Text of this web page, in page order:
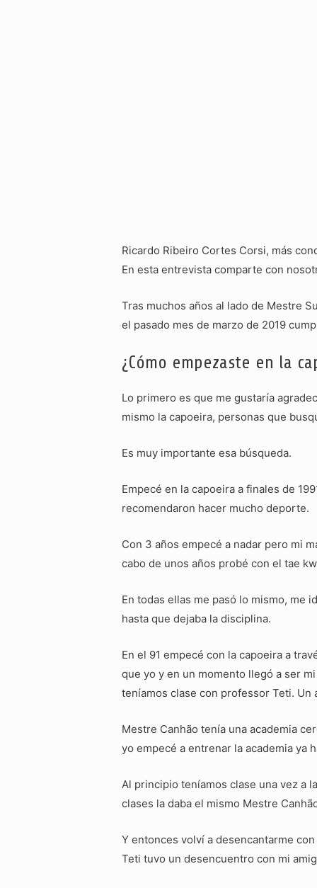
Ricardo Ribeiro Cortes Corsi, más
En esta entrevista comparte con
Tras muchos años al lado de Mestre
el pasado mes de marzo de 2019
¿Cómo empezaste en la
Lo primero es que me gustaría
mismo la capoeira, personas que
Es muy importante esa búsqueda.
Empecé en la capoeira a finales de
recomendaron hacer mucho deporte.
Con 3 años empecé a nadar pero mi
cabo de unos años probé con el tae
En todas ellas me pasó lo mismo, me
hasta que dejaba la disciplina.
En el 91 empecé con la capoeira a
que yo y en un momento llegó a ser
teníamos clase con professor Teti. Un
Mestre Canhão tenía una academia
yo empecé a entrenar la academia ya
Al principio teníamos clase una vez a
clases la daba el mismo Mestre
Y entonces volví a desencantarme
Teti tuvo un desencuentro con mi